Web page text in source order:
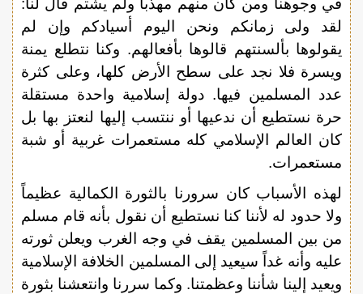
في وجوهنا ومن كان منهم مهذباً ولم يشتم قال لنا:
لقد ولى زمانكم ونحن اليوم أسيادكم وإن لم
يقولوها بألسنتهم قالوها بأفعالهم. وكنا نتطلع يمنة
ويسرة فلا نجد على سطح الأرض كلها، وعلى كثرة
عدد المسلمين فيها. دولة إسلامية واحدة مستقلة
حرة نستطيع أن ندعيها أو ننتسب إليها لنعتز بها بل
كان العالم الإسلامي كله مستعمرات غربية أو شبة
مستعمرات.
لهذه الأسباب كان سرورنا بالثورة الكمالية عظيماً
ولا حدود له لأننا كنا نستطيع أن نقول بأنه قام مسلم
من بين المسلمين يقف في وجه الغرب ويعلن ثورته
عليه وأنه غداً سيعيد إلى المسلمين الخلافة الإسلامية
ويعيد إلينا شأننا وعظمتنا. وكما سررنا وانتعشنا بثورة